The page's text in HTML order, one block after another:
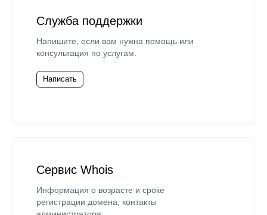
Служба поддержки
Напишите, если вам нужна помощь или
консультация по услугам.
Написать
Сервис Whois
Информация о возрасте и сроке
регистрации домена, контакты